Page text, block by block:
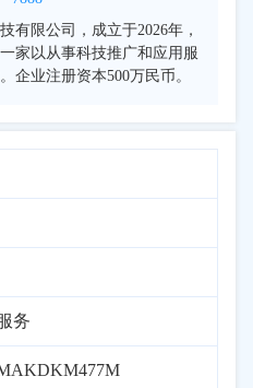
有限公司，成立于2026年，
家以从事科技推广和应用服
企业注册资本500万民币。
务